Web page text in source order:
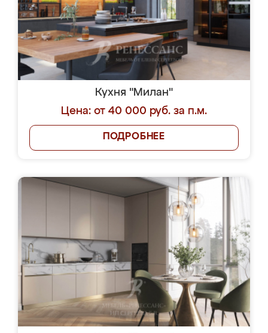
Кухня "Милан"
Цена: от 40 000 руб. за п.м.
ПОДРОБНЕЕ